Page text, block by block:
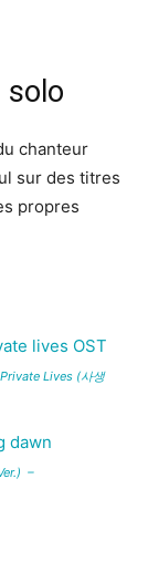
solo
chanteur
sur des titres
propres
Lives (사생
–